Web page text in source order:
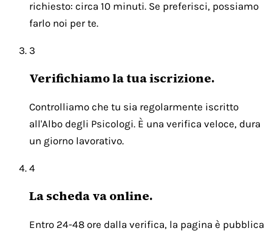
richiesto: circa 10 minuti. Se preferisci, possiamo
farlo noi per te.
3
Verifichiamo la tua iscrizione.
Controlliamo che tu sia regolarmente iscritto
all'Albo degli Psicologi. È una verifica veloce, dura
un giorno lavorativo.
4
La scheda va online.
Entro 24-48 ore dalla verifica, la pagina è pubblica